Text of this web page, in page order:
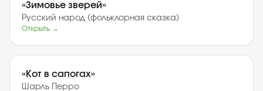
«Зимовье зверей»
Русский народ (фольклорная сказка)
Открыть →
«Кот в сапогах»
Шарль Перро